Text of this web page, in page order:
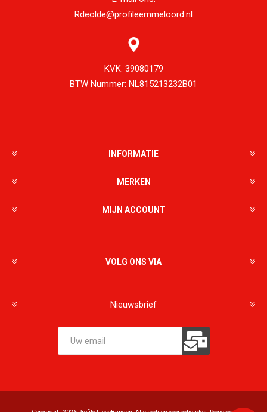
Rdeolde@profileemmeloord.nl
KVK: 39080179
BTW Nummer: NL815213232B01
INFORMATIE
MERKEN
MIJN ACCOUNT
VOLG ONS VIA
Nieuwsbrief